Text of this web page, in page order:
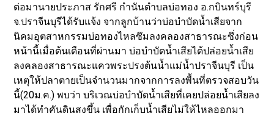
ต่อมานายประภาส รักศรี กำนันตำบลบ่อทอง อ.กบินทร์บุรี
จ.ปราจีนบุรีได้รับแจ้ง จากลูกบ้านว่าบ่อบำบัดน้ำเสียจาก
นิคมอุตสาหกรรมบ่อทองไหลซึมลงคลองสาธารณะซึ่งก่อน
หน้านี้เมื่อต้นเดือนที่ผ่านมา บ่อบำบัดน้ำเสียได้ปล่อยน้ำเสีย
ลงคลองสาธารณะแควพระปรงต้นน้ำแม่น้ำปราจีนบุรี เป็น
เหตุให้ปลาตายเป็นจำนวนมากจากการลงพื้นที่ตรวจสอบวัน
นี้(20ม.ค.) พบว่า บริเวณบ่อบำบัดน้ำเสียที่เคยปล่อยน้ำเสียลง
มาได้ทำคันดินสูงขึ้น เพื่อกักเก็บน้ำเสียไม่ให้ไหลออกมา